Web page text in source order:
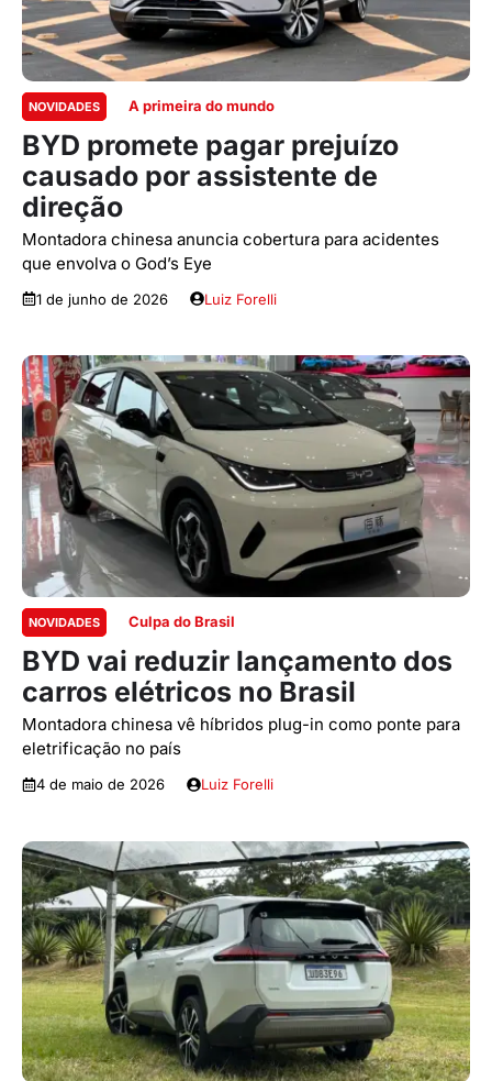
NOVIDADES A primeira do mundo
BYD promete pagar prejuízo
causado por assistente de
direção
Montadora chinesa anuncia cobertura para acidentes
que envolva o God’s Eye
1 de junho de 2026 Luiz Forelli
NOVIDADES Culpa do Brasil
BYD vai reduzir lançamento dos
carros elétricos no Brasil
Montadora chinesa vê híbridos plug-in como ponte para
eletrificação no país
4 de maio de 2026 Luiz Forelli